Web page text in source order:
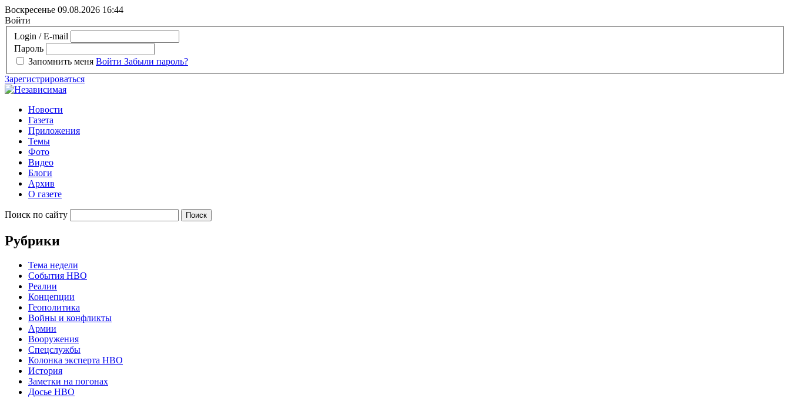
Воскресенье 09.08.2026 16:44
Войти
Login / E-mail
Пароль
Запомнить меня Войти Забыли пароль?
Зарегистрироваться
Новости
Газета
Приложения
Темы
Фото
Видео
Блоги
Архив
О газете
Поиск по сайту
Рубрики
Тема недели
События НВО
Реалии
Концепции
Геополитика
Войны и конфликты
Армии
Вооружения
Спецслужбы
Колонка эксперта НВО
История
Заметки на погонах
Досье НВО